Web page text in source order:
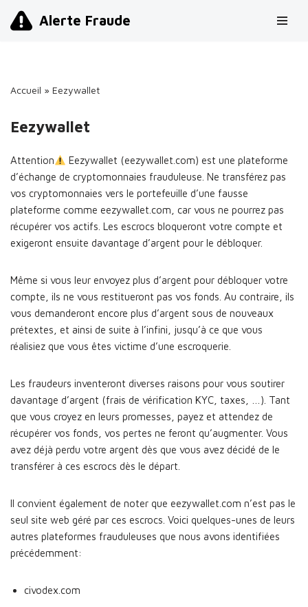
Alerte Fraude
Accueil » Eezywallet
Eezywallet
Attention
Eezywallet (eezywallet.com) est une plateforme
d’échange de cryptomonnaies frauduleuse. Ne transférez pas
vos cryptomonnaies vers le portefeuille d’une fausse
plateforme comme eezywallet.com, car vous ne pourrez pas
récupérer vos actifs. Les escrocs bloqueront votre compte et
exigeront ensuite davantage d’argent pour le débloquer.
Même si vous leur envoyez plus d’argent pour débloquer votre
compte, ils ne vous restitueront pas vos fonds. Au contraire, ils
vous demanderont encore plus d’argent sous de nouveaux
prétextes, et ainsi de suite à l’infini, jusqu’à ce que vous
réalisiez que vous êtes victime d’une escroquerie.
Les fraudeurs inventeront diverses raisons pour vous soutirer
davantage d’argent (frais de vérification KYC, taxes, …). Tant
que vous croyez en leurs promesses, payez et attendez de
récupérer vos fonds, vos pertes ne feront qu’augmenter. Vous
avez déjà perdu votre argent dès que vous avez décidé de le
transférer à ces escrocs dès le départ.
Il convient également de noter que eezywallet.com n’est pas le
seul site web géré par ces escrocs. Voici quelques-unes de leurs
autres plateformes frauduleuses que nous avons identifiées
précédemment:
civodex.com